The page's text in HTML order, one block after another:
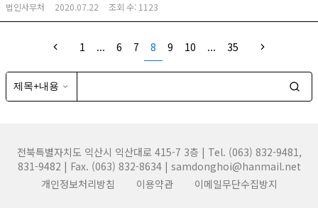
법인사무처 2020.07.22 조회 수: 1123
1 ... 6 7 8 9 10 ... 35
전북특별자치도 익산시 익산대로 415-7 3층 | Tel. (063) 832-9481,
831-9482 | Fax. (063) 832-8634 | samdonghoi@hanmail.net
개인정보처리방침
이용약관 이메일무단수집방지